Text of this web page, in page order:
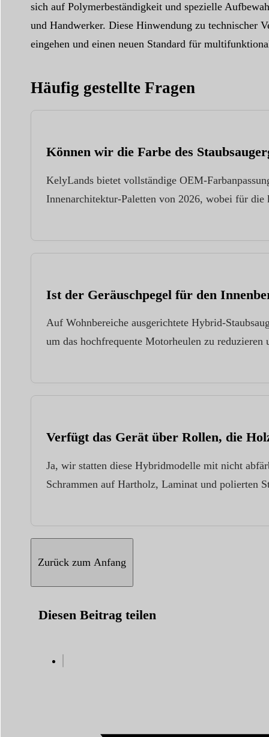
sich auf Polymerbeständigkeit und spezielle
und Handwerker. Diese Hinwendung zu technischer
eingehen und einen neuen Standard für
Häufig gestellte Fragen
Können wir die Farbe des
KelyLands bietet vollständige OEM-
Innenarchitektur-Paletten von 2026, wobei für
Ist der Geräuschpegel für den
Auf Wohnbereiche ausgerichtete Hybrid-
um das hochfrequente Motorheulen zu
Verfügt das Gerät über Rollen, die
Ja, wir statten diese Hybridmodelle mit nicht
Schrammen auf Hartholz, Laminat und polierten
Zurück zum Anfang
Diesen Beitrag teilen